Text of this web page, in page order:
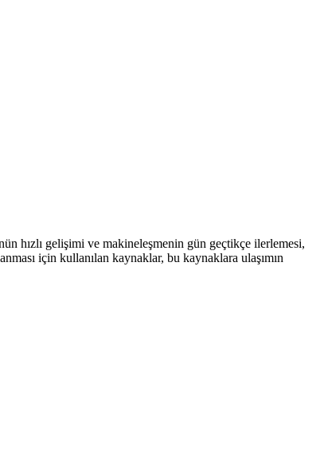
hızlı gelişimi ve makineleşmenin gün geçtikçe ilerlemesi,
için kullanılan kaynaklar, bu kaynaklara ulaşımın